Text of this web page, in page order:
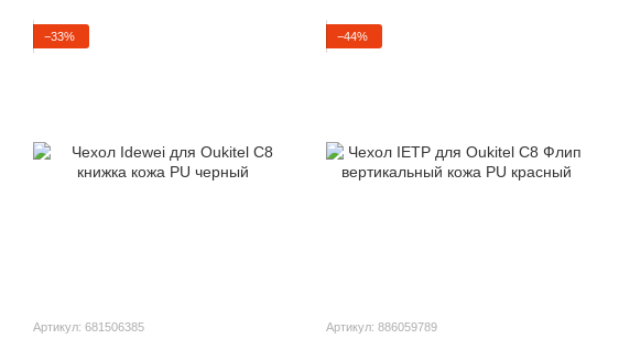
−33%
Артикул: 681506385
−44%
Артикул: 886059789